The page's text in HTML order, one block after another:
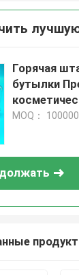
Горячая
бутылки
MOQ： 100000